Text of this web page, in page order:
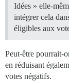
Idées » elle-
intégrer cela
éligibles aux
Peut-être pourrait-
en réduisant
votes négatifs.